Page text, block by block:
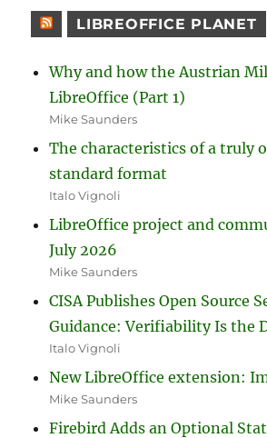
LIBREOFFICE PLANET
Why and how the Austrian
LibreOffice (Part 1)
Mike Saunders
The characteristics of a truly
standard format
Italo Vignoli
LibreOffice project and
July 2026
Mike Saunders
CISA Publishes Open Source
Guidance: Verifiability Is the
Italo Vignoli
New LibreOffice extension:
Mike Saunders
Firebird Adds an Optional